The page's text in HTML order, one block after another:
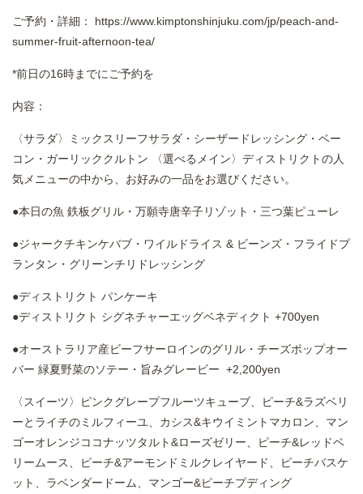
ご予約・詳細： https://www.kimptonshinjuku.com/jp/peach-and-
summer-fruit-afternoon-tea/
*前日の16時までにご予約を
内容：
〈サラダ〉ミックスリーフサラダ・シーザードレッシング・ベー
コン・ガーリッククルトン 〈選べるメイン〉ディストリクトの人
気メニューの中から、お好みの一品をお選びください。
●本日の魚 鉄板グリル・万願寺唐辛子リゾット・三つ葉ピューレ
●ジャークチキンケバブ・ワイルドライス & ビーンズ・フライドプ
ランタン・グリーンチリドレッシング
●ディストリクト パンケーキ
●ディストリクト シグネチャーエッグベネディクト +700yen
●オーストラリア産ビーフサーロインのグリル・チーズポップオー
バー 緑夏野菜のソテー・旨みグレービー +2,200yen
〈スイーツ〉ピンクグレープフルーツキューブ、ピーチ&ラズベリ
ーとライチのミルフィーユ、カシス&キウイミントマカロン、マン
ゴーオレンジココナッツタルト&ローズゼリー、ピーチ&レッドベ
リームース、ピーチ&アーモンドミルクレイヤード、ピーチバスケ
ット、ラベンダードーム、マンゴー&ピーチプディング